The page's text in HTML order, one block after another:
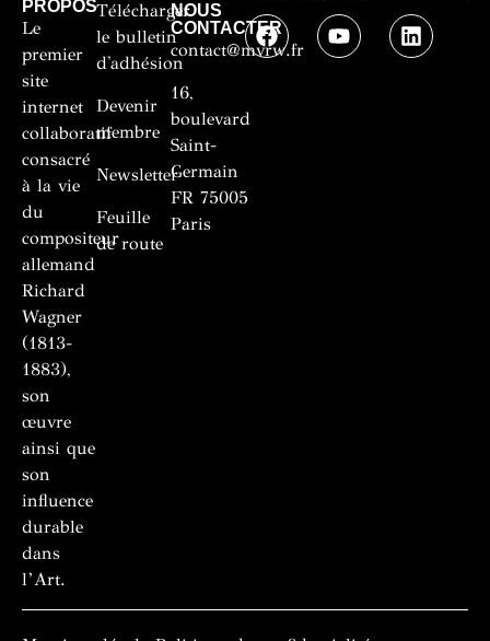
PROPOS
Le
premier
site
internet
collaboratif
consacré
à la vie
du
compositeur
allemand
Richard
Wagner
(1813-
1883),
son
œuvre
ainsi que
son
influence
durable
dans
l’Art.
Télécharger
le bulletin
d'adhésion
Devenir
membre
Newsletter
Feuille
de route
NOUS
CONTACTER
contact@mvrw.fr
16,
boulevard
Saint-
Germain
FR 75005
Paris